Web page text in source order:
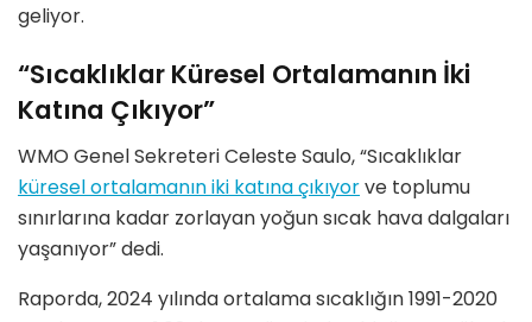
geliyor.
“Sıcaklıklar Küresel Ortalamanın İki
Katına Çıkıyor”
WMO Genel Sekreteri Celeste Saulo, “Sıcaklıklar
küresel ortalamanın iki katına çıkıyorve toplumu
sınırlarına kadar zorlayan yoğun sıcak hava dalgaları
yaşanıyor” dedi.
Raporda, 2024 yılında ortalama sıcaklığın 1991-2020